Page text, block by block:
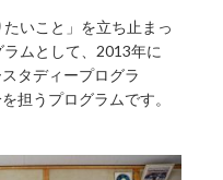
いこと」を立ち止まっ
ムとして、2013年に
タディープログラ
担うプログラムです。